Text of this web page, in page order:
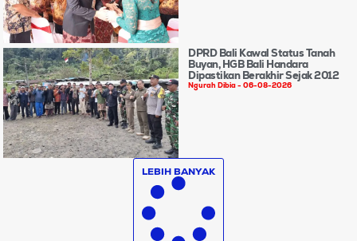
DPRD Bali Kawal Status Tanah
Buyan, HGB Bali Handara
Dipastikan Berakhir Sejak 2012
Ngurah Dibia 06-08-2026
LEBIH BANYAK